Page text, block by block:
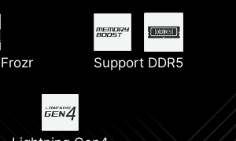
Support DDR5